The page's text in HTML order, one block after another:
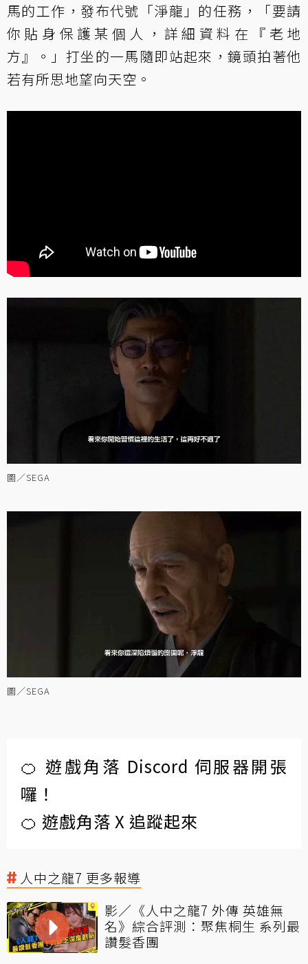
馬的工作，發布代號「淨龍」的任務，「要請
你貼身保護某個人，詳細資料在『老地
方』。」打坐的一馬隨即站起來，鏡頭拍著他
若有所思地望向天空。
圖／SEGA
圖／SEGA
🍊 遊戲角落 Discord 伺服器開張
囉！
🍊 遊戲角落 X 追蹤起來
人中之龍7 更多報導
影／《人中之龍7 外傳 英雄無
名》綜合評測：聚焦桐生 系列最
讚髮香團